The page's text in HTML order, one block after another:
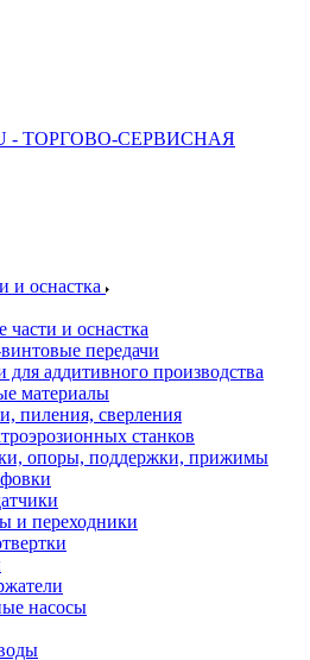
и оснастка
части и оснастка
передачи
аддитивного производства
материалы
пиления, сверления
станков
опоры, поддержки, прижимы
и переходники
насосы